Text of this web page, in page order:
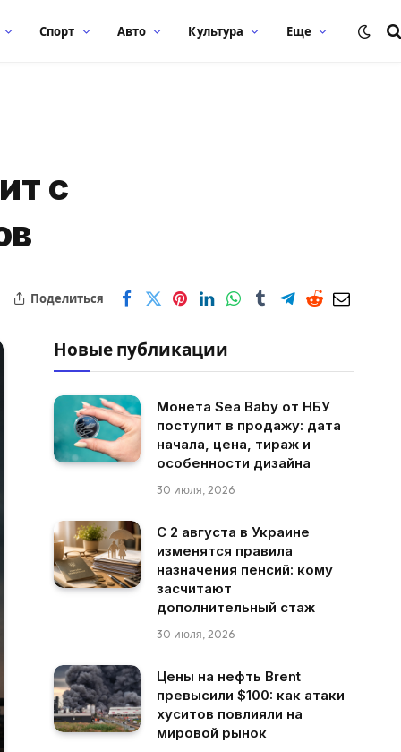
Спорт Авто Культура Еще
с
Поделиться
Новые публикации
Монета Sea Baby от НБУ
поступит в продажу: дата
начала, цена, тираж и
особенности дизайна
30 июля, 2026
С 2 августа в Украине
изменятся правила
назначения пенсий: кому
засчитают
дополнительный стаж
30 июля, 2026
Цены на нефть Brent
превысили $100: как атаки
хуситов повлияли на
мировой рынок